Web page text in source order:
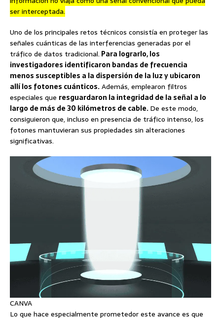
ser interceptada.
Uno de los principales retos técnicos consistía en proteger las
señales cuánticas de las interferencias generadas por el
tráfico de datos tradicional. Para lograrlo, los
investigadores identificaron bandas de frecuencia
menos susceptibles a la dispersión de la luz y ubicaron
allí los fotones cuánticos.Además, emplearon filtros
especiales que resguardaron la integridad de la señal a lo
largo de más de 30 kilómetros de cable.De este modo,
consiguieron que, incluso en presencia de tráfico intenso, los
fotones mantuvieran sus propiedades sin alteraciones
significativas.
CANVA
Lo que hace especialmente prometedor este avance es que